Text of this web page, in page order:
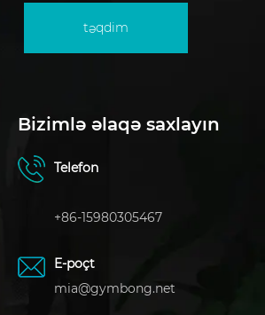
təqdim
Bizimlə əlaqə saxlayın
Telefon
+86-15980305467
E-poçt
mia@gymbong.net